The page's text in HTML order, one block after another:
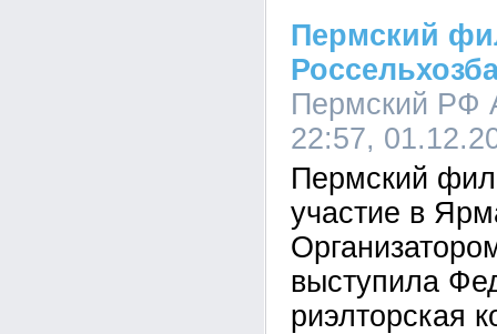
Пермский
Пермский РФ
22:57,
Пермский
участие в
выступила
риэлторская